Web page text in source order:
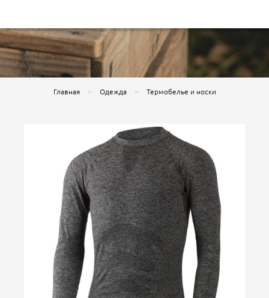
Главная Одежда Термобелье и носки